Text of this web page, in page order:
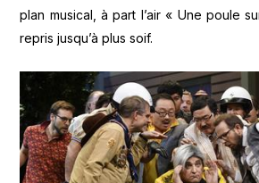
plan musical, à part l’air « Une poule
repris jusqu’à plus soif.